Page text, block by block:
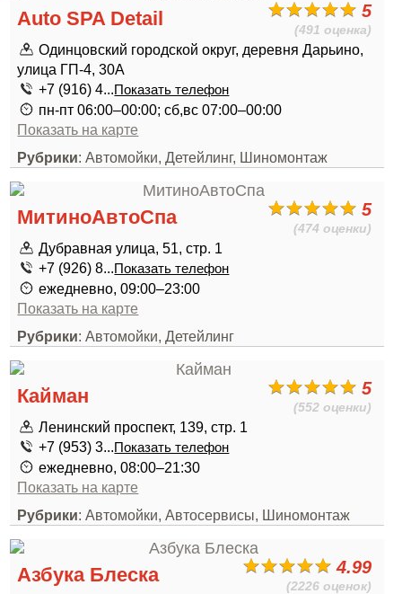
5
(491 оценка)
Auto SPA Detail
Одинцовский городской округ, деревня Дарьино,
улица ГП-4, 30А
+7 (916) 4...Показать телефон
пн-пт 06:00–00:00; сб,вс 07:00–00:00
Показать на карте
Рубрики: Автомойки, Детейлинг, Шиномонтаж
5
(474 оценки)
МитиноАвтоСпа
Дубравная улица, 51, стр. 1
+7 (926) 8...Показать телефон
ежедневно, 09:00–23:00
Показать на карте
Рубрики: Автомойки, Детейлинг
5
(552 оценки)
Кайман
Ленинский проспект, 139, стр. 1
+7 (953) 3...Показать телефон
ежедневно, 08:00–21:30
Показать на карте
Рубрики: Автомойки, Автосервисы, Шиномонтаж
4.99
(2226 оценок)
Азбука Блеска